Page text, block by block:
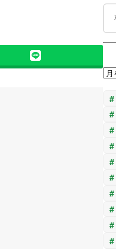
検
ア
カ
イ
ブ